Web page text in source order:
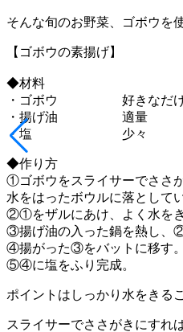
そんな旬のお野菜、ゴボウを
【ゴボウの素揚げ】
◆材料
・ゴボウ 好きなだ
・揚げ油 適量
・塩 少々
◆作り方
①ゴボウをスライサーでささ
水をはったボウルに落としてい
②①をザルにあけ、よく水をき
③揚げ油の入った鍋を熱し、②
④揚がった③をバットに移す。
⑤④に塩をふり完成。
ポイントはしっかり水をきるこ
スライサーでささがきにすれば